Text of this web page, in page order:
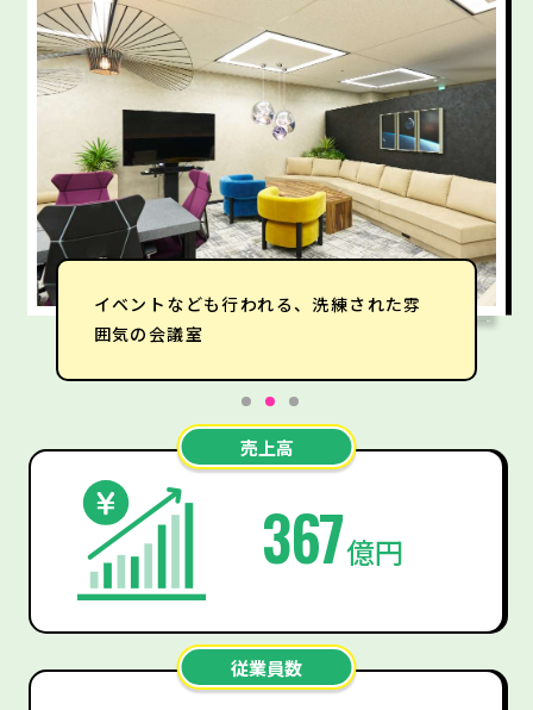
オフィスはおしゃれな雰囲気で、机や椅
子のデザインも様々
イベントなども行われる、洗練された雰
囲気の会議室
システムなどたくさんの特許を取得して
おり、特許証が並ぶ
売上高
367億円
従業員数